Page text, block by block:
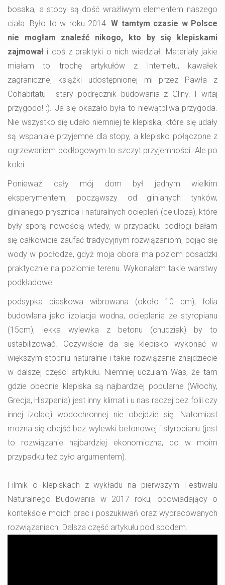
bosaka, a stopy są dość wrażliwym elementem naszego
ciała. Było to w roku 2014.W tamtym czasie w Polsce
nie mogłam znaleźć nikogo, kto by się klepiskami
zajmował i coś z praktyki o nich wiedział. Materiały jakie
miałam to trochę artykułów z Internetu, kawałek
zagranicznej książki udostępnionej mi przez Pawła z
Cohabitatu i stary podręcznik budowania z Gliny. I witaj
przygodo! :). Ja się okazało była to niewątpliwa przygoda.
Nie wszystko się udało niemniej te klepiska, które się udały
są wspaniale przyjemne dla stopy, a klepisko połączone z
ogrzewaniem podłogowym to szczyt przyjemności. Ale po
kolei.
Ponieważ cały mój dom był jednym wielkim
eksperymentem, począwszy od glinianych tynków,
glinianego prysznica i naturalnych ociepleń (celuloza), które
były sporą nowością wtedy, w przypadku podłogi bałam
się całkowicie zaufać tradycyjnym rozwiązaniom, bojąc się
wody w podłodze, gdyż moja obora ma poziom posadzki
praktycznie na poziomie terenu. Wykonałam takie warstwy
podkładowe:
podsypka piaskowa wibrowana (około 10 cm), folia
budowlana jako izolacja wodna, ocieplenie ze styropianu
(15cm), lekka wylewka z betonu (chudziak) by to
ustabilizować. Oczywiście da się klepisko wykonać w
większym stopniu naturalnie i takie rozwiązanie znajdziecie
w dalszej części artykułu. Niemniej uczulam Was, że tam
gdzie obecnie klepiska są najbardziej popularne (Włochy,
Grecja, Hiszpania) jest inny klimat i u nas raczej bez folii czy
innej izolacji wodochronnej nie obejdzie się. Natomiast
można się obejść bez wylewki betonowej i styropianu (jest
to rozwiązanie najbardziej ekonomiczne, co w moim
przypadku też było argumentem).
Filmik o klepiskach z wykładu na pierwszym Festiwalu
Naturalnego Budowania w 2017 roku, opowiadający o
kontekście moich prac i poszukiwań oraz wypracowanych
rozwiązaniach. Dalsza część artykułu pod spodem.